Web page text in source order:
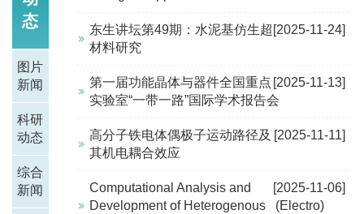
态
图片
新闻
科研
动态
综合
新闻
[2025-11-24]
东生讲坛第49期：水泥基仿生超
材料研究
[2025-11-13]
第一届功能晶体与器件全国重点
实验室“一带一路”国际学术报告会
[2025-11-11]
高分子铁电体偶极子运动路径及
其机电耦合效应
[2025-11-06]
Computational Analysis and
Development of Heterogenous (Electro)